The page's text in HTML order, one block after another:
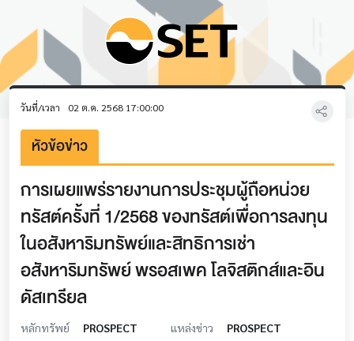
วันที่/เวลา 02 ต.ค. 2568 17:00:00
หัวข้อข่าว
การเผยแพร่รายงานการประชุมผู้ถือหน่วย
ทรัสต์ครั้งที่ 1/2568 ของทรัสต์เพื่อการลงทุน
ในอสังหาริมทรัพย์และสิทธิการเช่า
อสังหาริมทรัพย์ พรอสเพค โลจิสติกส์และอิน
ดัสเทรียล
หลักทรัพย์ PROSPECT แหล่งข่าว PROSPECT